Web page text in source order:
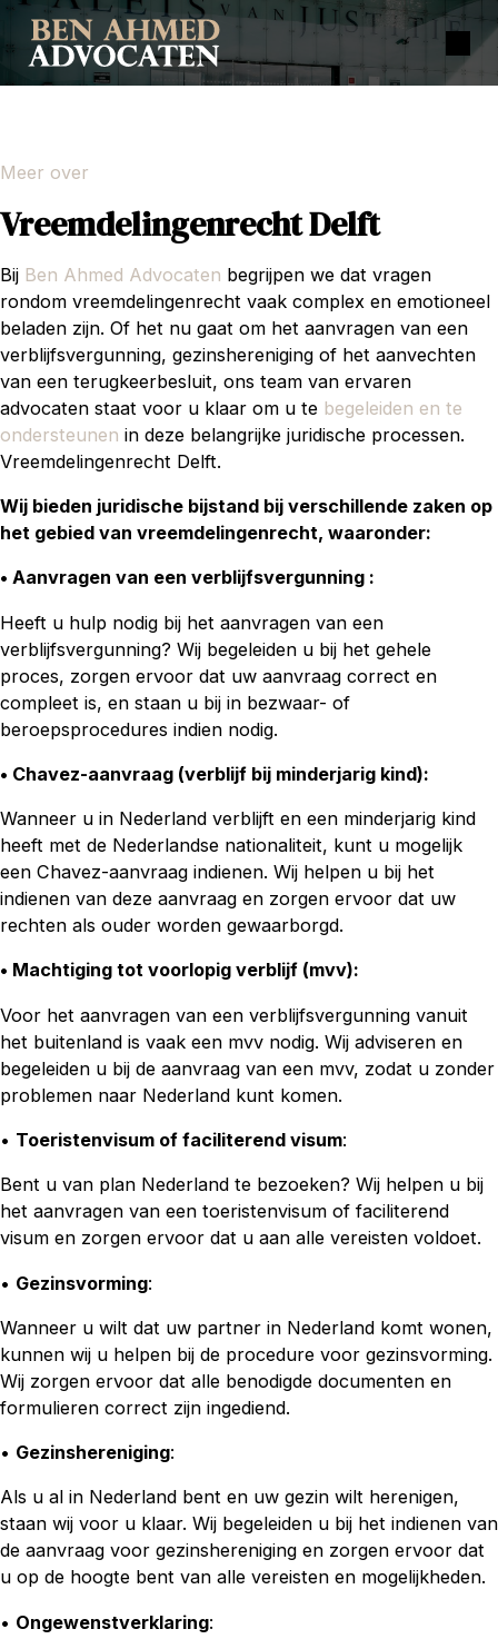
Meer over
Vreemdelingenrecht Delft
Bij Ben Ahmed Advocaten begrijpen we dat vragen
rondom vreemdelingenrecht vaak complex en emotioneel
beladen zijn. Of het nu gaat om het aanvragen van een
verblijfsvergunning, gezinshereniging of het aanvechten
van een terugkeerbesluit, ons team van ervaren
advocaten staat voor u klaar om u te begeleiden en te
ondersteunen in deze belangrijke juridische processen.
Vreemdelingenrecht Delft.
Wij bieden juridische bijstand bij verschillende zaken op
het gebied van vreemdelingenrecht, waaronder:
• Aanvragen van een verblijfsvergunning :
Heeft u hulp nodig bij het aanvragen van een
verblijfsvergunning? Wij begeleiden u bij het gehele
proces, zorgen ervoor dat uw aanvraag correct en
compleet is, en staan u bij in bezwaar- of
beroepsprocedures indien nodig.
• Chavez-aanvraag (verblijf bij minderjarig kind):
Wanneer u in Nederland verblijft en een minderjarig kind
heeft met de Nederlandse nationaliteit, kunt u mogelijk
een Chavez-aanvraag indienen. Wij helpen u bij het
indienen van deze aanvraag en zorgen ervoor dat uw
rechten als ouder worden gewaarborgd.
• Machtiging tot voorlopig verblijf (mvv):
Voor het aanvragen van een verblijfsvergunning vanuit
het buitenland is vaak een mvv nodig. Wij adviseren en
begeleiden u bij de aanvraag van een mvv, zodat u zonder
problemen naar Nederland kunt komen.
• Toeristenvisum of faciliterend visum:
Bent u van plan Nederland te bezoeken? Wij helpen u bij
het aanvragen van een toeristenvisum of faciliterend
visum en zorgen ervoor dat u aan alle vereisten voldoet.
• Gezinsvorming:
Wanneer u wilt dat uw partner in Nederland komt wonen,
kunnen wij u helpen bij de procedure voor gezinsvorming.
Wij zorgen ervoor dat alle benodigde documenten en
formulieren correct zijn ingediend.
• Gezinshereniging:
Als u al in Nederland bent en uw gezin wilt herenigen,
staan wij voor u klaar. Wij begeleiden u bij het indienen van
de aanvraag voor gezinshereniging en zorgen ervoor dat
u op de hoogte bent van alle vereisten en mogelijkheden.
• Ongewenstverklaring: